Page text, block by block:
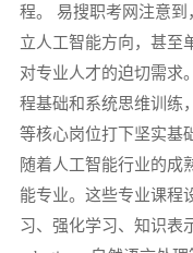
程。 易搜职考网注意
立人工智能方向，甚至
对专业人才的迫切需求
程基础和系统思维训练
等核心岗位打下坚实基
随着人工智能行业的成
能专业。这些专业课程
习、强化学习、知识表